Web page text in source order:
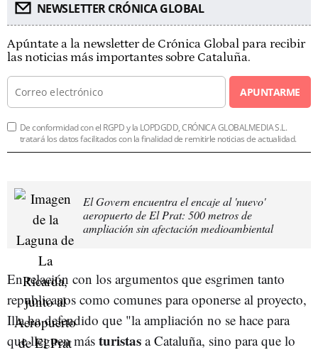
NEWSLETTER CRÓNICA GLOBAL
Apúntate a la newsletter de Crónica Global para recibir
las noticias más importantes sobre Cataluña.
APUNTARME
De conformidad con el RGPD y la LOPDGDD, CRÓNICA GLOBALMEDIA S.L.
tratará los datos facilitados con la finalidad de remitirle noticias de actualidad.
El Govern encuentra el encaje al 'nuevo'
aeropuerto de El Prat: 500 metros de
ampliación sin afectación medioambiental
En relación con los argumentos que esgrimen tanto
republicanos como comunes para oponerse al proyecto,
Illa ha defendido que "la ampliación no se hace para
que lleguen más turistas a Cataluña, sino para que lo